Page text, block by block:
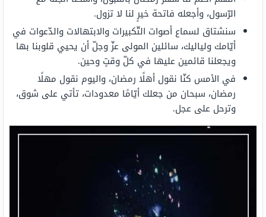
الرّسول، وأجعله فاتحة خيرٍ لنا لا تزول.
سنشتاق لسماع أصوات التّكبيرات والابتهالات والدّعوات في
أيّامك ولياليك، سائلين المولى عزّ وجلّ أن يحيي قلوبنا بها
ويجعلنا قائمين عليها في كلّ وقتٍ وحين.
في الأمس كنّا نقول أهلًا رمضان، واليوم نقول مهلًا
رمضان، سبحان من جعلك أيّامًا معدودات، تأتي على شوق،
وترحل على عجل.